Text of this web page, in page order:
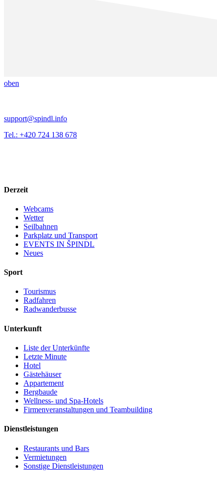
oben
support@spindl.info
Tel.: +420 724 138 678
Derzeit
Webcams
Wetter
Seilbahnen
Parkplatz und Transport
EVENTS IN ŠPINDL
Neues
Sport
Tourismus
Radfahren
Radwanderbusse
Unterkunft
Liste der Unterkünfte
Letzte Minute
Hotel
Gästehäuser
Appartement
Bergbaude
Wellness- und Spa-Hotels
Firmenveranstaltungen und Teambuilding
Dienstleistungen
Restaurants und Bars
Vermietungen
Sonstige Dienstleistungen